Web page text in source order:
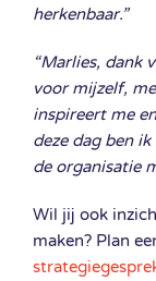
herkenbaar.”
“Marlies, dank
voor mijzelf,
inspireert me
deze dag ben
de organisatie
Wil jij ook
maken? Plan